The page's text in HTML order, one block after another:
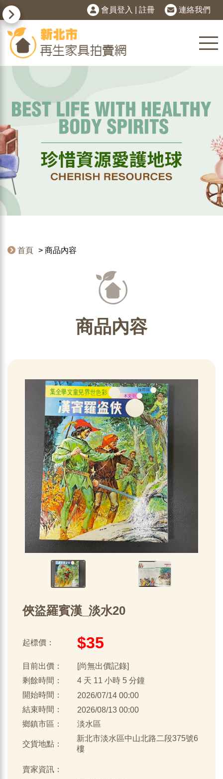
會員登入 註冊 連絡我們
首頁 商品內容
商品內容
俠盜羅賓漢_淡水20
起標價： $35
目前出價：
[尚無出價記錄]
剩餘時間：
4 天 11 小時 5 分鐘
開始時間：
2026/07/14 00:00
結束時間：
2026/08/13 00:00
鄉鎮市區：
淡水區
交貨地點：
新北市淡水區中山北路二段375號6
樓
賣家資訊：